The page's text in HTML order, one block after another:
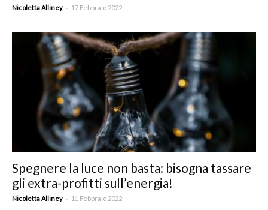
Nicoletta Alliney - 17 Febbraio 2022
Spegnere la luce non basta: bisogna tassare
gli extra-profitti sull’energia!
Nicoletta Alliney - 11 Febbraio 2022